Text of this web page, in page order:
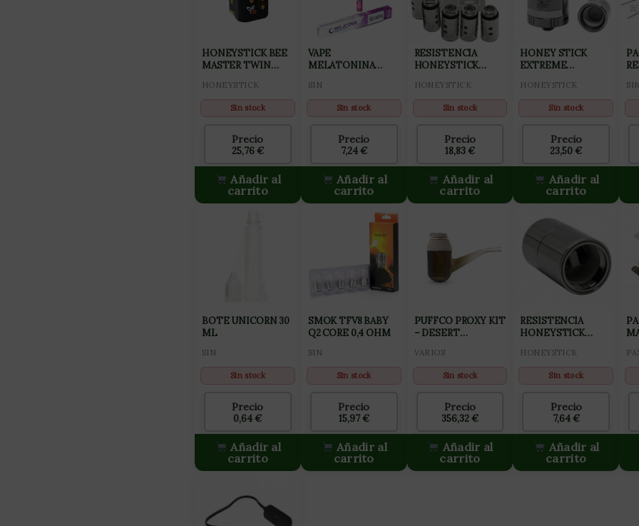
HONEYSTICK BEE
MASTER TWIN
HONEYSTICK
Sin stock
Precio
25,76€
Añadir al
carrito
VAPE
MELATONINA
SIN
Sin stock
Precio
7,24€
Añadir al
carrito
RESISTENCIA
HONEYSTICK
(5PC)
HONEYSTICK
Sin stock
Precio
18,83€
Añadir al
carrito
HONEY STICK
EXTREME
HONEYSTICK
Sin stock
Precio
23,50€
Añadir al
carrito
SIN
BOTE UNICORN 30
ML
SIN
Sin stock
Precio
0,64€
Añadir al
carrito
SMOK TFV8 BABY
Q2 CORE 0,4 OHM
SIN
Sin stock
Precio
15,97€
Añadir al
carrito
PUFFCO PROXY KIT
– DESERT
PORTÁTIL)
VARIOS
Sin stock
Precio
356,32€
Añadir al
carrito
RESISTENCIA
HONEYSTICK
HONEYSTICK
Sin stock
Precio
7,64€
Añadir al
carrito